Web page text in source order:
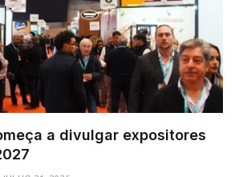
a divulgar expositores